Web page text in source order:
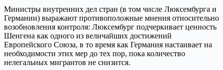
Министры внутренних дел стран (в том числе Люксембурга и
Германии) выражают противоположные мнения относительно
возобновления контроля: Люксембург подчеркивает ценность
Шенгена как одного из величайших достижений
Европейского Союза, в то время как Германия настаивает на
необходимости этих мер до тех пор, пока количество
нелегальных мигрантов не снизится.